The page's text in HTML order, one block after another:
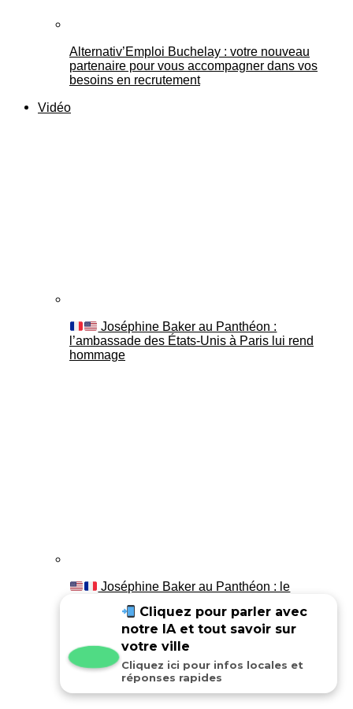
Alternativ’Emploi Buchelay : votre nouveau
partenaire pour vous accompagner dans vos
besoins en recrutement
Vidéo
Joséphine Baker au Panthéon :
l’ambassade des États-Unis à Paris lui rend
hommage
Joséphine Baker au Panthéon : le
Cliquez pour parler avec
notre IA et tout savoir sur
votre ville
Cliquez ici pour infos locales et
réponses rapides